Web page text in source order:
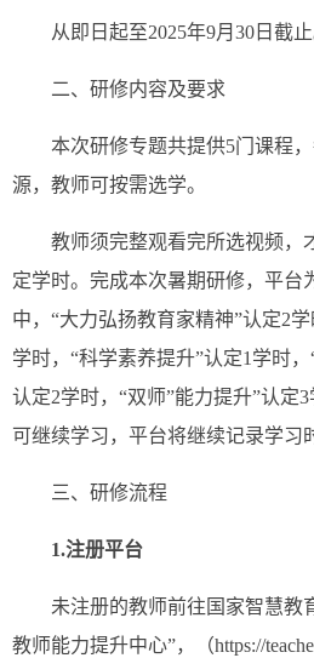
从即日起至2025年9月30日截止
二、研修内容及要求
本次研修专题共提供5门课程
源，教师可按需选学。
教师须完整观看完所选视频，
定学时。完成本次暑期研修，平台
中，“大力弘扬教育家精神”认定2
学时，“科学素养提升”认定1学时
认定2学时，“双师”能力提升”认定
可继续学习，平台将继续记录学习
三、研修流程
1.注册平台
未注册的教师前往国家智慧教
教师能力提升中心”，（https://